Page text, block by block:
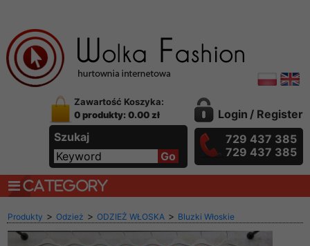
Zawartość Koszyka:
0 produkty: 0.00 zł
Szukaj
Login / Register
729 437 385
729 437 385
CATEGORY
Produkty > Odzież > ODZIEŻ WŁOSKA > Bluzki Włoskie